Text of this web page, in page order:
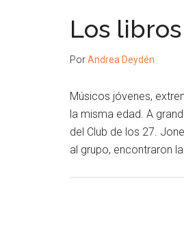
Los
PorAndrea Deydén
Músicos jóvenes,
la misma edad. A
del Club de los 27.
al grupo, encontraron